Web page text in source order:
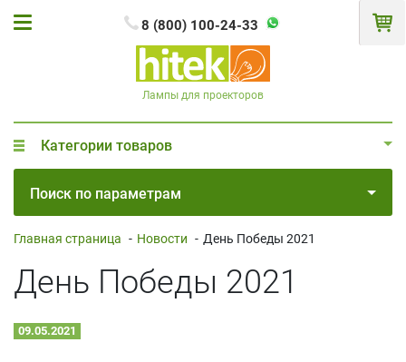
8 (800) 100-24-33
Лампы для проекторов
Категории товаров
Поиск по параметрам
Главная страница - Новости - День Победы 2021
День Победы 2021
09.05.2021